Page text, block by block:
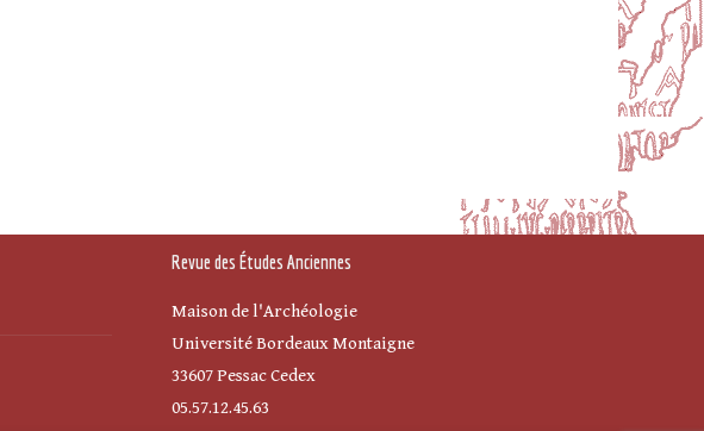
Revue des Études Anciennes
Maison de l'Archéologie
Université Bordeaux Montaigne
33607 Pessac Cedex
05.57.12.45.63